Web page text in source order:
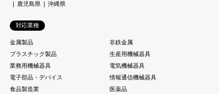
鹿児島県
沖縄県
対応業種
金属製品
非鉄金属
プラスチック製品
生産用機械器具
業務用機械器具
電気機械器具
電子部品・デバイス
情報通信機械器具
食品製造業
医薬品